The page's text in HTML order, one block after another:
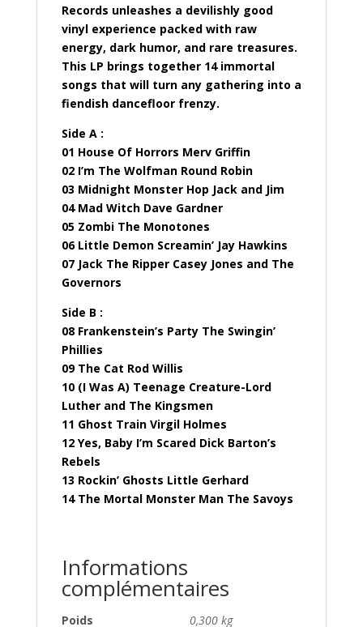
Records unleashes a devilishly good
vinyl experience packed with raw
energy, dark humor, and rare treasures.
This LP brings together 14 immortal
songs that will turn any gathering into a
fiendish dancefloor frenzy.
Side A :
01 House Of Horrors Merv Griffin
02 I’m The Wolfman Round Robin
03 Midnight Monster Hop Jack and Jim
04 Mad Witch Dave Gardner
05 Zombi The Monotones
06 Little Demon Screamin’ Jay Hawkins
07 Jack The Ripper Casey Jones and The
Governors
Side B :
08 Frankenstein’s Party The Swingin’
Phillies
09 The Cat Rod Willis
10 (I Was A) Teenage Creature-Lord
Luther and The Kingsmen
11 Ghost Train Virgil Holmes
12 Yes, Baby I’m Scared Dick Barton’s
Rebels
13 Rockin’ Ghosts Little Gerhard
14 The Mortal Monster Man The Savoys
Informations
complémentaires
Poids 0,300 kg